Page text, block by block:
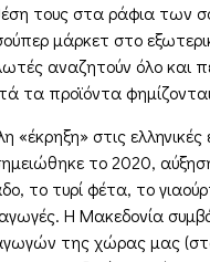
τους στα ράφια των
μάρκετ στο
αναζητούν όλο και
τα προϊόντα
«έκρηξη» στις
το 2020,
το τυρί φέτα, το
Η Μακεδονία
της χώρας μας